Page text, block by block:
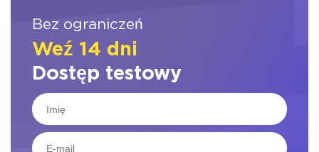
Bez ograniczeń
Weź 14 dni
Dostęp testowy